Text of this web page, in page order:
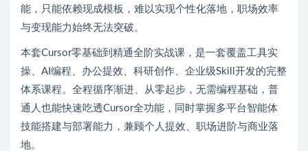
能，只能依赖现成模板，难以实现个性化落地，职场效率
与变现能力始终无法突破。
本套Cursor零基础到精通全阶实战课，是一套覆盖工具实
操、AI编程、办公提效、科研创作、企业级Skill开发的完整
体系课程。全程循序渐进、从零起步，无需编程基础，普
通人也能快速吃透Cursor全功能，同时掌握多平台智能体
技能搭建与部署能力，兼顾个人提效、职场进阶与商业落
地。